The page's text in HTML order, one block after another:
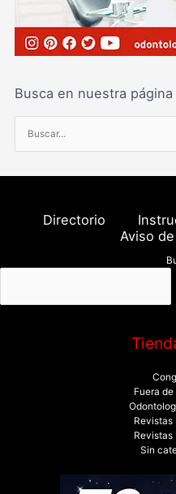
Busca en nuestra página
u
s
o
:
Directorio
Aviso
Fuera
Revistas
Revistas
Sin